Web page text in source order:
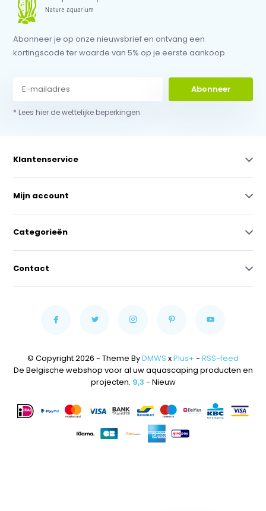
Abonneer je op onze nieuwsbrief en ontvang een
kortingscode ter waarde van 5% op je eerste aankoop.
Abonneer
* Lees hier de wettelijke beperkingen
Klantenservice
Mijn account
Categorieën
Contact
© Copyright 2026 - Theme ByDMWS xPlus+ - RSS-feed
De Belgische webshop voor al uw aquascaping producten en
projecten. 9,3 - Nieuw